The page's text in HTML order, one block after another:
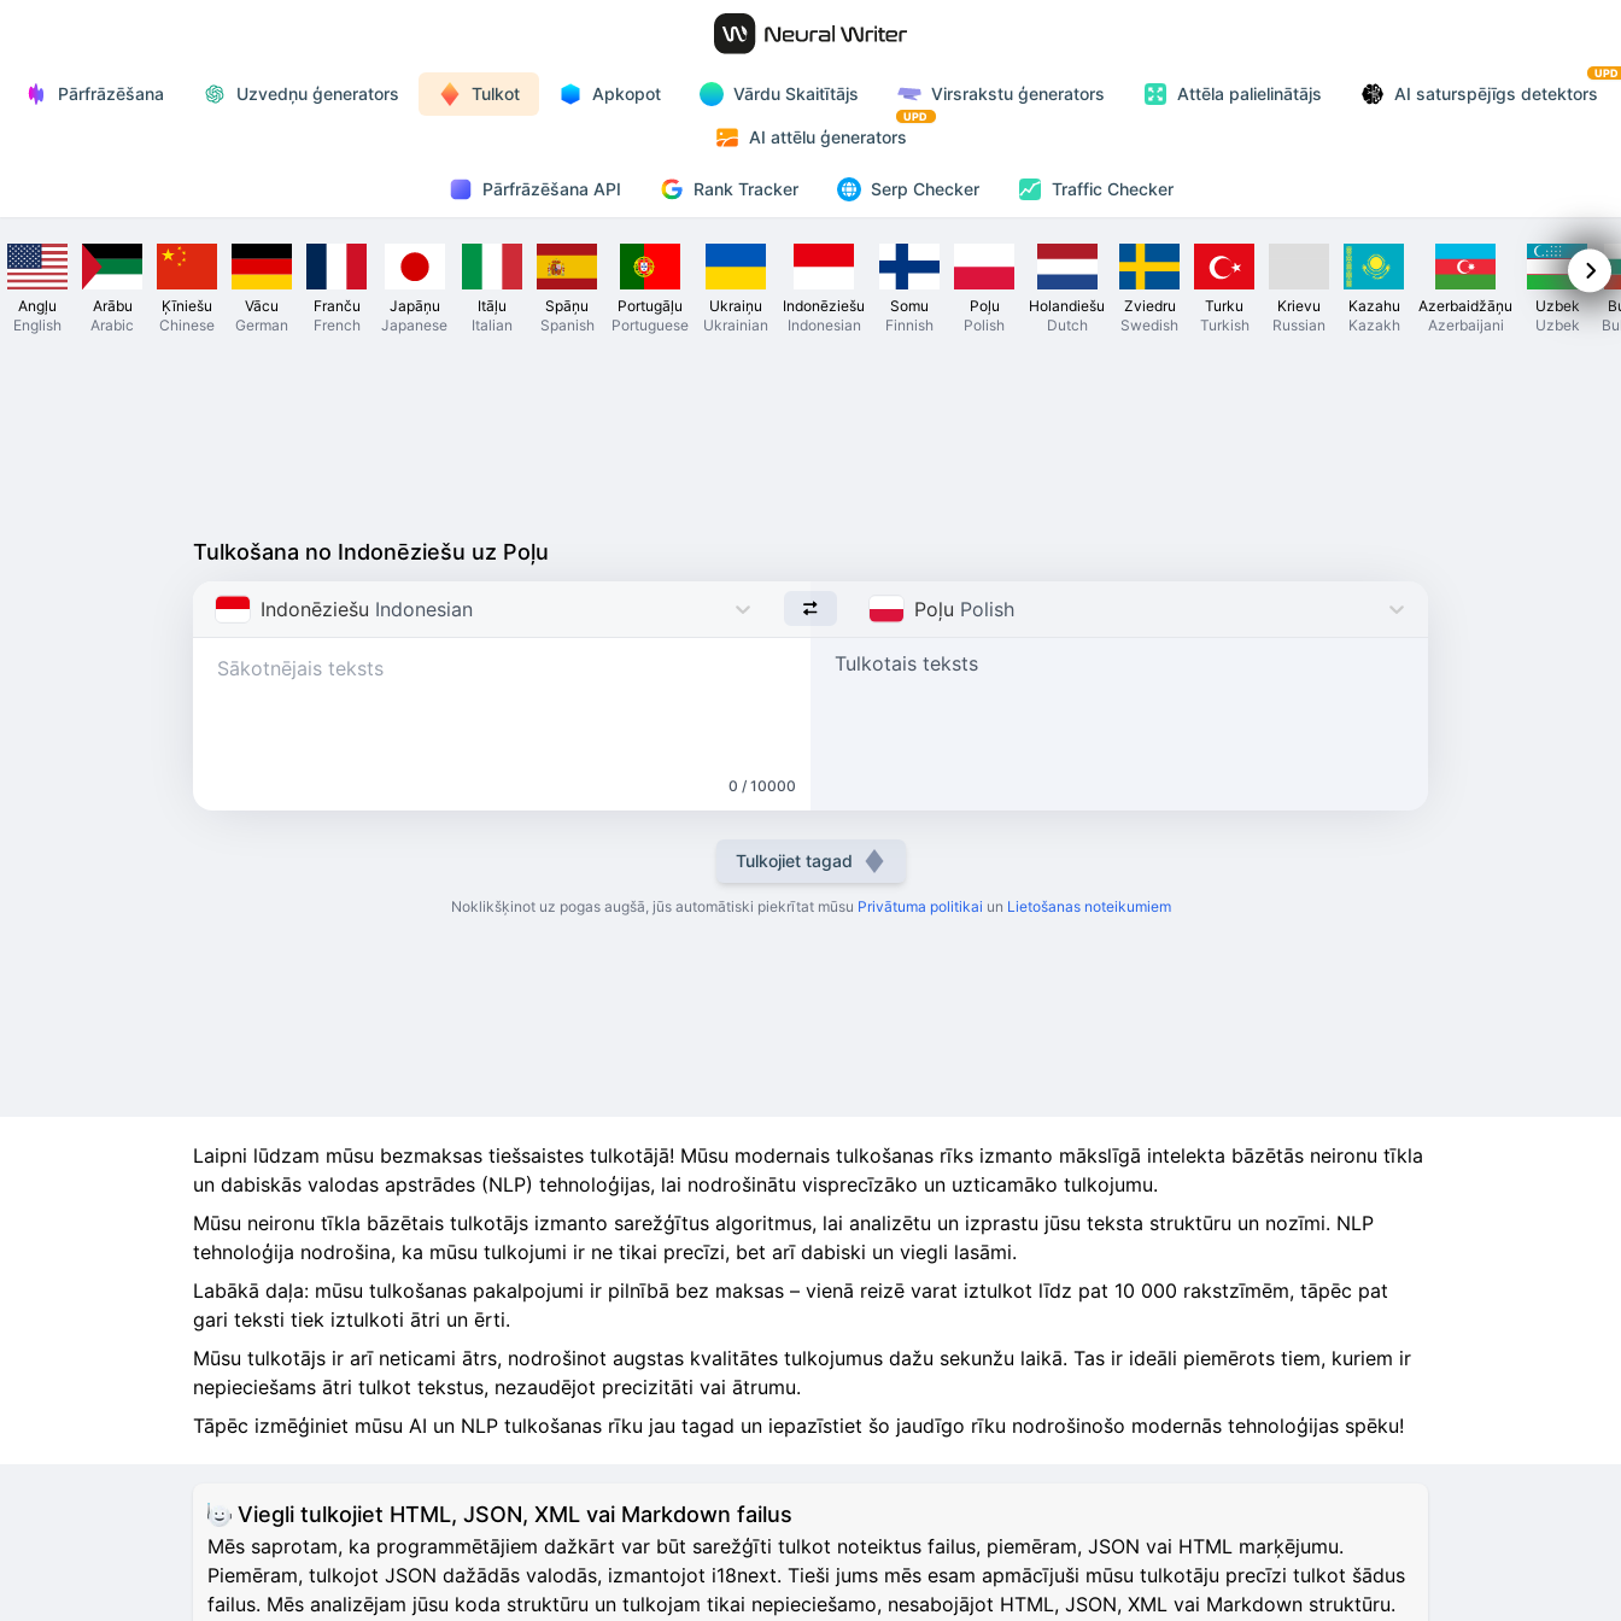
Pārfrāzēšana Uzvedņu ģenerators Tulkot Apkopot Vārdu Skaitītājs Virsrakstu ģenerators Attēla palielinātājs AI saturspējīgs detektors
UPD
AI attēlu ģenerators
UPD
Pārfrāzēšana API Rank Tracker Serp Checker Traffic Checker
Angļu
English
Arābu
Arabic
Ķīniešu
Chinese
Vācu
German
Franču
French
Japāņu
Japanese
Itāļu
Italian
Spāņu
Spanish
Portugāļu
Portuguese
Ukraiņu
Ukrainian
Indonēziešu
Indonesian
Somu
Finnish
Poļu
Polish
Holandiešu
Dutch
Zviedru
Swedish
Turku
Turkish
Krievu
Russian
Kazahu
Kazakh
Azerbaidžāņu
Azerbaijani
Uzbek
Uzbek
Tulkošana no Indonēziešu uz Poļu
Indonēziešu Indonesian Poļu Polish
0 / 10000
Tulkotais teksts
Tulkojiet tagad
Noklikšķinot uz pogas augšā, jūs automātiski piekrītat mūsu Privātuma politikai un Lietošanas noteikumiem
Laipni lūdzam mūsu bezmaksas tiešsaistes tulkotājā! Mūsu modernais tulkošanas rīks izmanto mākslīgā intelekta bāzētās neironu tīkla
un dabiskās valodas apstrādes (NLP) tehnoloģijas, lai nodrošinātu visprecīzāko un uzticamāko tulkojumu.
Mūsu neironu tīkla bāzētais tulkotājs izmanto sarežģītus algoritmus, lai analizētu un izprastu jūsu teksta struktūru un nozīmi. NLP
tehnoloģija nodrošina, ka mūsu tulkojumi ir ne tikai precīzi, bet arī dabiski un viegli lasāmi.
Labākā daļa: mūsu tulkošanas pakalpojumi ir pilnībā bez maksas – vienā reizē varat iztulkot līdz pat 10 000 rakstzīmēm, tāpēc pat
gari teksti tiek iztulkoti ātri un ērti.
Mūsu tulkotājs ir arī neticami ātrs, nodrošinot augstas kvalitātes tulkojumus dažu sekunžu laikā. Tas ir ideāli piemērots tiem, kuriem ir
nepieciešams ātri tulkot tekstus, nezaudējot precizitāti vai ātrumu.
Tāpēc izmēģiniet mūsu AI un NLP tulkošanas rīku jau tagad un iepazīstiet šo jaudīgo rīku nodrošinošo modernās tehnoloģijas spēku!
Viegli tulkojiet HTML, JSON, XML vai Markdown failus
Mēs saprotam, ka programmētājiem dažkārt var būt sarežģīti tulkot noteiktus failus, piemēram, JSON vai HTML marķējumu.
Piemēram, tulkojot JSON dažādās valodās, izmantojot i18next. Tieši jums mēs esam apmācījuši mūsu tulkotāju precīzi tulkot šādus
failus. Mēs analizējam jūsu koda struktūru un tulkojam tikai nepieciešamo, nesabojājot HTML, JSON, XML vai Markdown struktūru.